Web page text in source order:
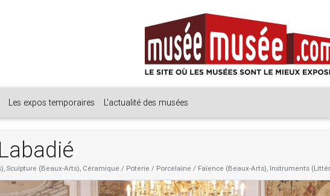
Les expos temporaires L'actualité des musées
Sculpture (Beaux-Arts), Céramique / Poterie / Porcelaine / Faïence (Beaux-Arts), Instruments